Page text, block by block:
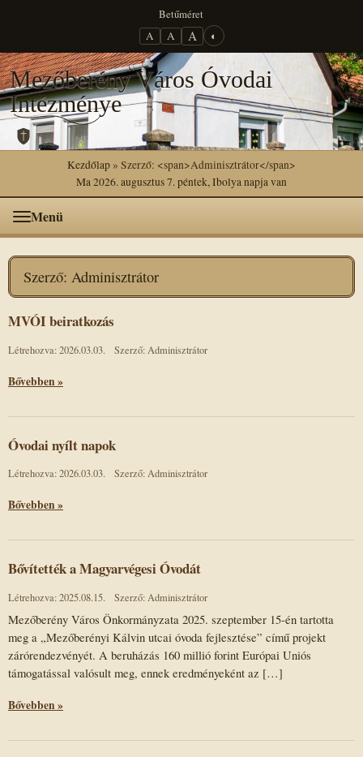
Betűméret
A
A A ◐
Mezőberény Város Óvodai
Intézménye
Kezdőlap» Szerző: <span>Adminisztrátor</span>
Ma 2026. augusztus 7. péntek, Ibolya napja van
Menü
Szerző: Adminisztrátor
MVÓI beiratkozás
Létrehozva: 2026.03.03. Szerző: Adminisztrátor
Bővebben »
Óvodai nyílt napok
Létrehozva: 2026.03.03. Szerző: Adminisztrátor
Bővebben »
Bővítették a Magyarvégesi Óvodát
Létrehozva: 2025.08.15. Szerző: Adminisztrátor
Mezőberény Város Önkormányzata 2025. szeptember 15-én tartotta
meg a „Mezőberényi Kálvin utcai óvoda fejlesztése” című projekt
zárórendezvényét. A beruházás 160 millió forint Európai Uniós
támogatással valósult meg, ennek eredményeként az […]
Bővebben »